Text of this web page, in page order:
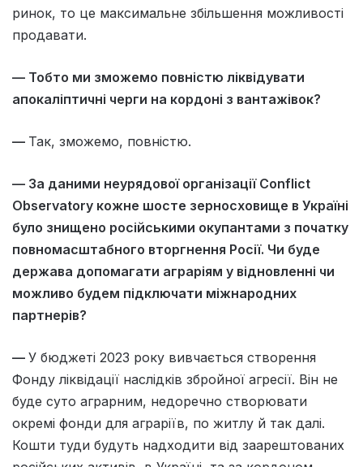
ринок, то це максимальне збільшення можливості
продавати.
— Тобто ми зможемо повністю ліквідувати
апокаліптичні черги на кордоні з вантажівок?
— Так, зможемо, повністю.
— За даними неурядової організації Conflict
Observatory кожне шосте зерносховище в Україні
було знищено російськими окупантами з початку
повномасштабного вторгнення Росії. Чи буде
держава допомагати аграріям у відновленні чи
можливо будем підключати міжнародних
партнерів?
— У бюджеті 2023 року вивчається створення
Фонду ліквідації наслідків збройної агресії. Він не
буде суто аграрним, недоречно створювати
окремі фонди для аграріїв, по житлу й так далі.
Кошти туди будуть надходити від заарештованих